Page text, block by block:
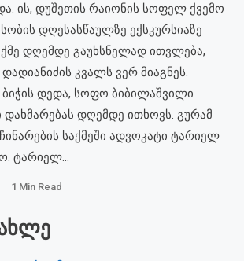
ის, დუშეთის რაიონის სოფელ ქვემო
დღესასწაულზე ექსკურსიაზე
დღემდე გაუხსნელად ითვლება,
კვალს ვერ მიაგნეს.
ბიჭის დედა, სოფო ბიბილაშვილი
დახმარებას დღემდე ითხოვს. გურამ
საქმეში ადვოკატი ტარიელ
ტარიელ…
1 Min Read